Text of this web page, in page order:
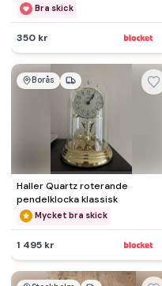
Bra skick
350 kr
Borås
Haller Quartz roterande
pendelklocka klassisk
Mycket bra skick
1 495 kr